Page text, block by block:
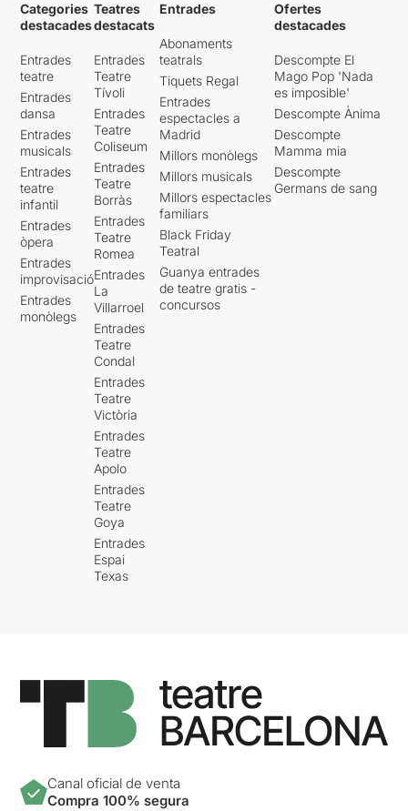
Categories
destacades
Entrades
teatre
Entrades
dansa
Entrades
musicals
Entrades
teatre
infantil
Entrades
òpera
Entrades
improvisació
Entrades
monòlegs
Teatres
destacats
Entrades
Teatre
Tívoli
Entrades
Teatre
Coliseum
Entrades
Teatre
Borràs
Entrades
Teatre
Romea
Entrades
La
Villarroel
Entrades
Teatre
Condal
Entrades
Teatre
Victòria
Entrades
Teatre
Apolo
Entrades
Teatre
Goya
Entrades
Espai
Texas
Entrades
Abonaments
teatrals
Tiquets Regal
Entrades
espectacles a
Madrid
Millors monòlegs
Millors musicals
Millors espectacles
familiars
Black Friday
Teatral
Guanya entrades
de teatre gratis -
concursos
Ofertes
destacades
Descompte El
Mago Pop 'Nada
es imposible'
Descompte Ànima
Descompte
Mamma mia
Descompte
Germans de sang
Canal oficial de venta
Compra 100% segura